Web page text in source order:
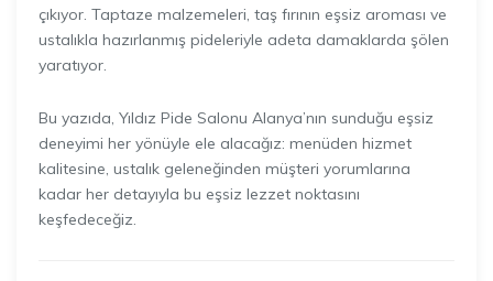
çıkıyor. Taptaze malzemeleri, taş fırının eşsiz aroması ve
ustalıkla hazırlanmış pideleriyle adeta damaklarda şölen
yaratıyor.
Bu yazıda, Yıldız Pide Salonu Alanya’nın sunduğu eşsiz
deneyimi her yönüyle ele alacağız: menüden hizmet
kalitesine, ustalık geleneğinden müşteri yorumlarına
kadar her detayıyla bu eşsiz lezzet noktasını
keşfedeceğiz.